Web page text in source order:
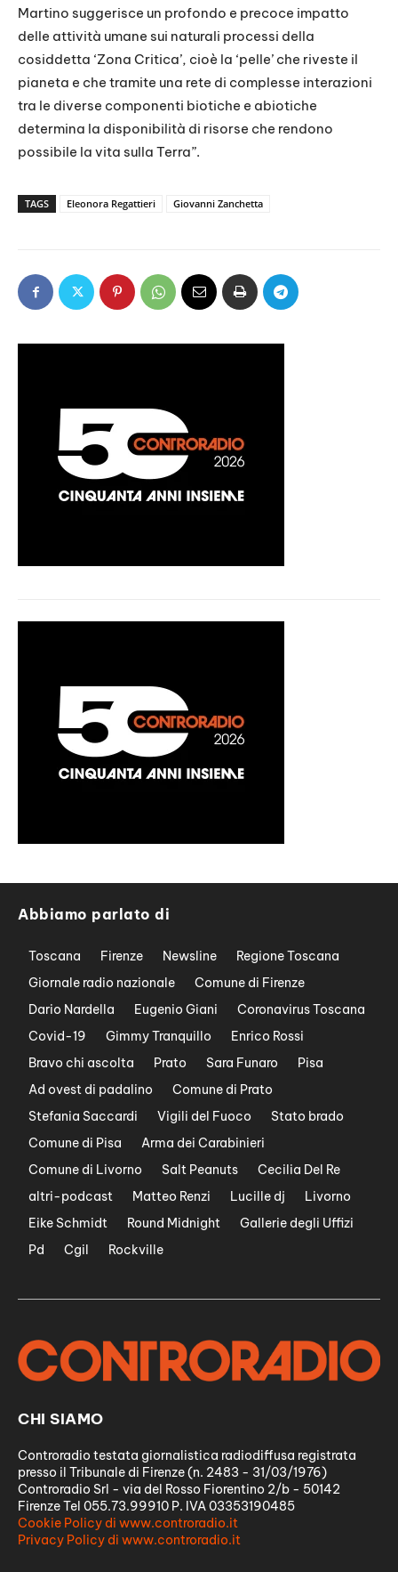
Martino suggerisce un profondo e precoce impatto
delle attività umane sui naturali processi della
cosiddetta ‘Zona Critica’, cioè la ‘pelle’ che riveste il
pianeta e che tramite una rete di complesse interazioni
tra le diverse componenti biotiche e abiotiche
determina la disponibilità di risorse che rendono
possibile la vita sulla Terra”.
TAGS Eleonora Regattieri Giovanni Zanchetta
Abbiamo parlato di
Toscana Firenze Newsline
Regione Toscana
Giornale radio nazionale
Comune di Firenze
Dario Nardella
Eugenio Giani
Coronavirus Toscana
Covid-19
Gimmy Tranquillo
Enrico Rossi
Bravo chi ascolta
Prato Sara Funaro
Pisa
Ad ovest di padalino
Comune di Prato
Stefania Saccardi
Vigili del Fuoco
Stato brado
Comune di Pisa
Arma dei Carabinieri
Comune di Livorno
Salt Peanuts
Cecilia Del Re
altri-podcast
Matteo Renzi Lucille dj
Livorno
Eike Schmidt
Round Midnight
Gallerie degli Uffizi
Pd
Cgil Rockville
CHI SIAMO
Controradio testata giornalistica radiodiffusa registrata
presso il Tribunale di Firenze (n. 2483 - 31/03/1976)
Controradio Srl - via del Rosso Fiorentino 2/b - 50142
Firenze Tel 055.73.99910 P. IVA 03353190485
Cookie Policy di www.controradio.it
Privacy Policy di www.controradio.it